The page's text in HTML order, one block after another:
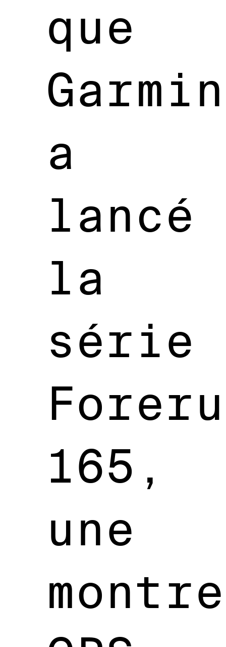
que
Garmin
a
lancé
la
série
165,
une
montre